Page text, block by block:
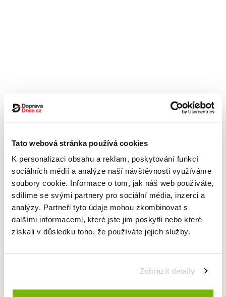
Tato webová stránka používá cookies
K personalizaci obsahu a reklam, poskytování funkcí
sociálních médií a analýze naší návštěvnosti využíváme
soubory cookie. Informace o tom, jak náš web používáte,
sdílíme se svými partnery pro sociální média, inzerci a
analýzy. Partneři tyto údaje mohou zkombinovat s
dalšími informacemi, které jste jim poskytli nebo které
získali v důsledku toho, že používáte jejich služby.
Zobrazit detaily